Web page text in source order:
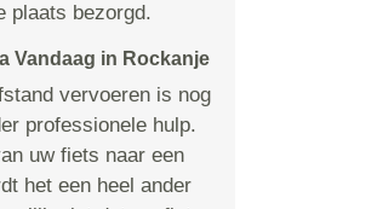
plaats bezorgd.
Vandaag in Rockanje
vervoeren is nog
professionele hulp.
uw fiets naar een
het een heel ander